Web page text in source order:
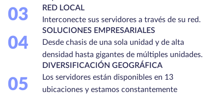
03
RED LOCAL
Interconecte sus servidores a través de su red.
04
SOLUCIONES EMPRESARIALES
Desde chasis de una sola unidad y de alta
densidad hasta gigantes de múltiples unidades.
05
DIVERSIFICACIÓN GEOGRÁFICA
Los servidores están disponibles en 13
ubicaciones y estamos constantemente